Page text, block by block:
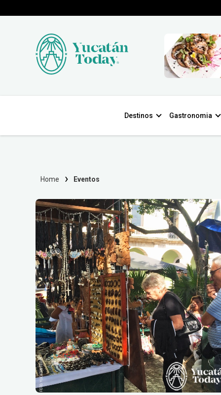
Destinos Gastronomia
Home Eventos